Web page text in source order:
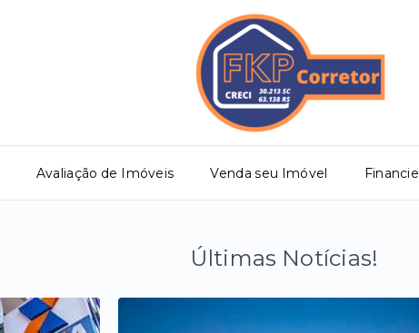
Avaliação de Imóveis Venda seu Imóvel Financie
Últimas Notícias!